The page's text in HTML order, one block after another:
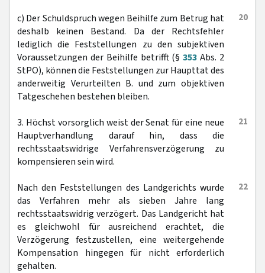
20
c) Der Schuldspruch wegen Beihilfe zum Betrug hat
deshalb keinen Bestand. Da der Rechtsfehler
lediglich die Feststellungen zu den subjektiven
Voraussetzungen der Beihilfe betrifft (§353 Abs. 2
StPO), können die Feststellungen zur Haupttat des
anderweitig Verurteilten B. und zum objektiven
Tatgeschehen bestehen bleiben.
21
3. Höchst vorsorglich weist der Senat für eine neue
Hauptverhandlung darauf hin, dass die
rechtsstaatswidrige Verfahrensverzögerung zu
kompensieren sein wird.
22
Nach den Feststellungen des Landgerichts wurde
das Verfahren mehr als sieben Jahre lang
rechtsstaatswidrig verzögert. Das Landgericht hat
es gleichwohl für ausreichend erachtet, die
Verzögerung festzustellen, eine weitergehende
Kompensation hingegen für nicht erforderlich
gehalten.